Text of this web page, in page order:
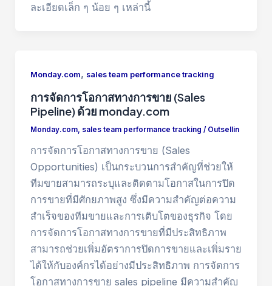
ละเอียดเล็ก ๆ น้อย ๆ เหล่านี้
Monday.com, sales team performance tracking
การจัดการโอกาสทางการขาย (Sales
Pipeline) ด้วย monday.com
Monday.com, sales team performance tracking / Outsellin
การจัดการโอกาสทางการขาย (Sales
Opportunities) เป็นกระบวนการสำคัญที่ช่วยให้
ทีมขายสามารถระบุและติดตามโอกาสในการปิด
การขายที่มีศักยภาพสูง ซึ่งมีความสำคัญต่อความ
สำเร็จของทีมขายและการเติบโตของธุรกิจ โดย
การจัดการโอกาสทางการขายที่มีประสิทธิภาพ
สามารถช่วยเพิ่มอัตราการปิดการขายและเพิ่มราย
ได้ให้กับองค์กรได้อย่างมีประสิทธิภาพ การจัดการ
โอกาสทางการขาย sales pipeline มีความสำคัญ